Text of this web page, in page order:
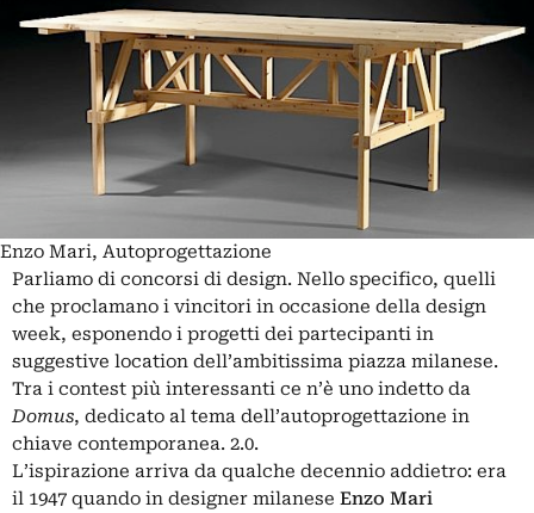
Enzo Mari, Autoprogettazione
Parliamo di concorsi di design. Nello specifico, quelli
che proclamano i vincitori in occasione della design
week, esponendo i progetti dei partecipanti in
suggestive location dell’ambitissima piazza milanese.
Tra i contest più interessanti ce n’è uno indetto da
Domus, dedicato al tema dell’autoprogettazione in
chiave contemporanea. 2.0.
L’ispirazione arriva da qualche decennio addietro: era
il 1947 quando in designer milanese Enzo Mari